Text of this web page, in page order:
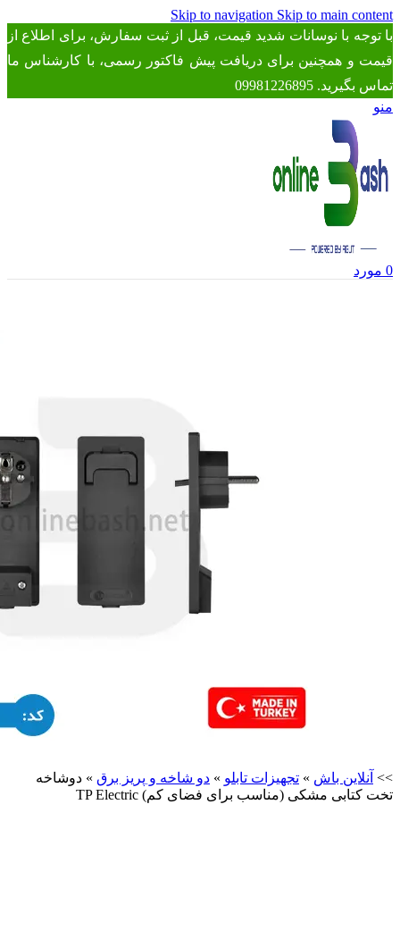
Skip to navigation Skip to main content
با توجه با نوسانات شدید قیمت، قبل از ثبت سفارش، برای اطلاع از
قیمت و همچنین برای دریافت پیش فاکتور رسمی، با کارشناس ما
تماس بگیرید. 09981226895
منو
0 مورد
>> آنلاین باش » تجهیزات تابلو » دو شاخه و پریز برق » دوشاخه
تخت کتابی مشکی (مناسب برای فضای کم) TP Electric